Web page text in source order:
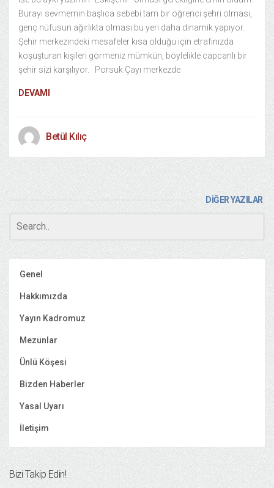
Burayı sevmemin başlıca sebebi tam bir öğrenci şehri olması,
genç nüfusun ağırlıkta olması bu yeri daha dinamik yapıyor.
Şehir merkezindeki mesafeler kısa olduğu için etrafınızda
koşuşturan kişileri görmeniz mümkün, böylelikle capcanlı bir
şehir sizi karşılıyor. Porsuk Çayı merkezde
DEVAMI
Betül Kılıç
DİĞER YAZILAR
Genel
Hakkımızda
Yayın Kadromuz
Mezunlar
Ünlü Köşesi
Bizden Haberler
Yasal Uyarı
İletişim
Bizi Takip Edin!